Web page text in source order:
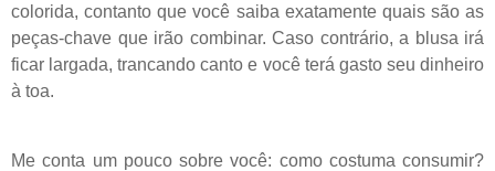
colorida, contanto que você saiba exatamente quais são as
peças-chave que irão combinar. Caso contrário, a blusa irá
ficar largada, trancando canto e você terá gasto seu dinheiro
à toa.
Me conta um pouco sobre você: como costuma consumir?